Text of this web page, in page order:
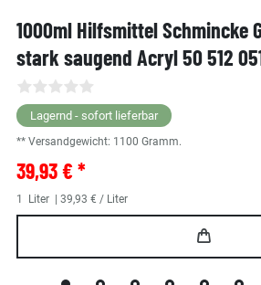
1000ml Hilfsmittel Schmincke
stark saugend Acryl 50 512
Lagernd - sofort lieferbar
** Versandgewicht: 1100 Gramm.
39,93 € *
1 Liter | 39,93 € / Liter